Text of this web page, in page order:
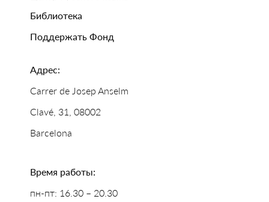
Библиотека
Поддержать Фонд
Адрес:
Carrer de Josep Anselm
Clavé, 31, 08002
Barcelona
Время работы:
пн-пт: 16.30 – 20.30